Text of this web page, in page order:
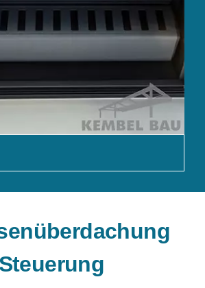
Steuerung